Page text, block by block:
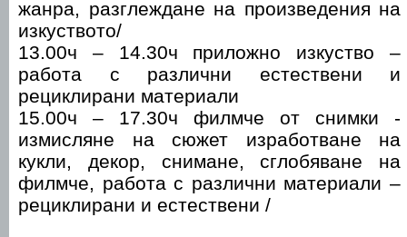
жанра, разглеждане на произведения на
изкуството/
13.00ч – 14.30ч приложно изкуство –
работа с различни естествени и
рециклирани материали
15.00ч – 17.30ч филмче от снимки -
измисляне на сюжет изработване на
кукли, декор, снимане, сглобяване на
филмче, работа с различни материали –
рециклирани и естествени /